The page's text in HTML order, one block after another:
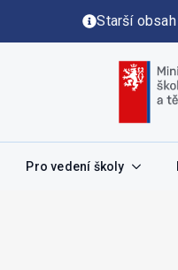
Starší
Pro vedení školy